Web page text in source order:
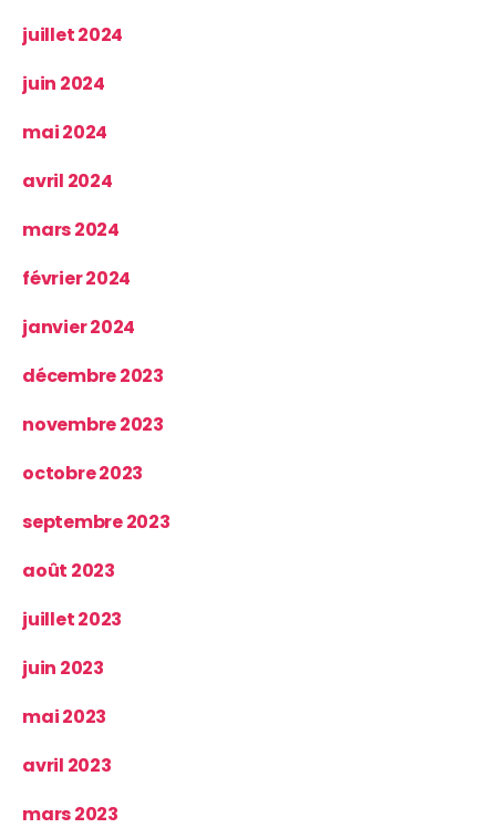
juillet 2024
juin 2024
mai 2024
avril 2024
mars 2024
février 2024
janvier 2024
décembre 2023
novembre 2023
octobre 2023
septembre 2023
août 2023
juillet 2023
juin 2023
mai 2023
avril 2023
mars 2023